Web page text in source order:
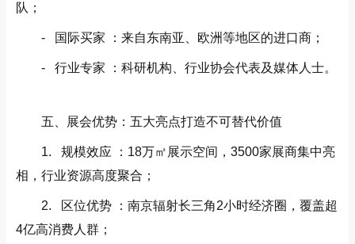
队；
- 国际买家 ：来自东南亚、欧洲等地区的进口商；
- 行业专家 ：科研机构、行业协会代表及媒体人士。
五、展会优势：五大亮点打造不可替代价值
1. 规模效应 ：18万㎡展示空间，3500家展商集中亮
相，行业资源高度聚合；
2. 区位优势 ：南京辐射长三角2小时经济圈，覆盖超
4亿高消费人群；